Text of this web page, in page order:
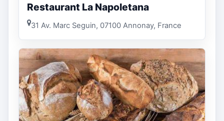
Restaurant La Napoletana
31 Av. Marc Seguin, 07100 Annonay, France